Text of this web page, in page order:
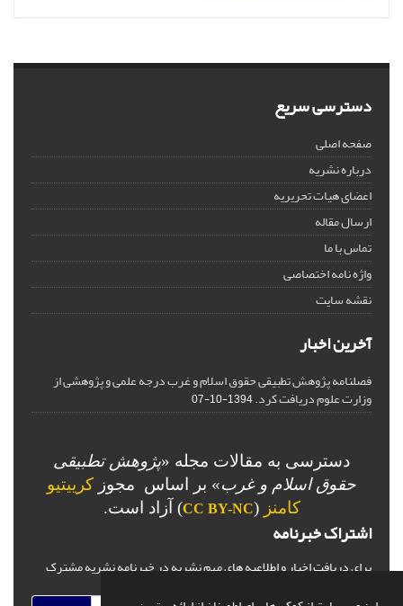
دسترسی سریع
صفحه اصلی
درباره نشریه
اعضای هیات تحریریه
ارسال مقاله
تماس با ما
واژه نامه اختصاصی
نقشه سایت
آخرین اخبار
فصلنامه پژوهش تطبیقی حقوق اسلام و غرب درجه علمی و پژوهشی از
وزارت علوم دریافت کرد.1394-10-07
دسترسی به مقالات مجله «پژوهش تطبیقی
حقوق اسلام و غرب» بر اساس مجوز کرییتیو
کامنز (
CC BY-NC) آزاد است.
اشتراک خبرنامه
برای دریافت اخبار و اطلاعیه های مهم نشریه در خبرنامه نشریه مشترک